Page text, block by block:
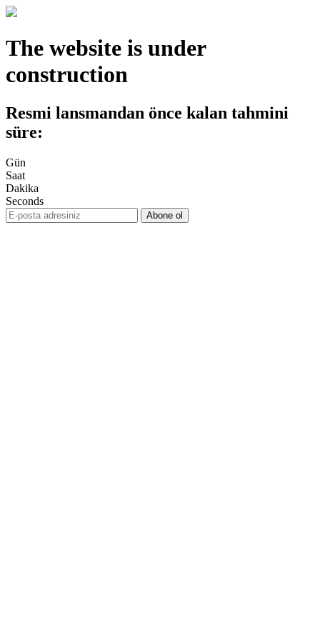
The website is under
construction
Resmi lansmandan önce kalan tahmini
süre:
Gün
Saat
Dakika
Seconds